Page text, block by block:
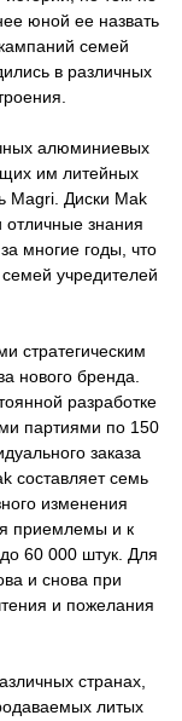
юной ее назвать
семей
в различных
алюминиевых
им литейных
Magri. Диски Mak
отличные знания
многие годы, что
учредителей
стратегическим
нового бренда.
разработке
партиями по 150
заказа
составляет семь
изменения
приемлемы и к
60 000 штук. Для
и снова при
и пожелания
странах,
литых